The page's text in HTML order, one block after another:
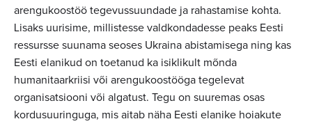
arengukoostöö tegevussuundade ja rahastamise kohta.
Lisaks uurisime, millistesse valdkondadesse peaks Eesti
ressursse suunama seoses Ukraina abistamisega ning kas
Eesti elanikud on toetanud ka isiklikult mõnda
humanitaarkriisi või arengukoostööga tegelevat
organisatsiooni või algatust. Tegu on suuremas osas
kordusuuringuga, mis aitab näha Eesti elanike hoiakute